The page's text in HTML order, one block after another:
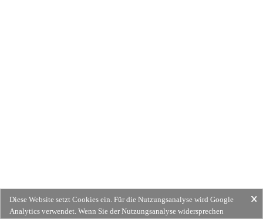
Diese Website setzt Cookies ein. Für die Nutzungsanalyse wird Google
Analytics verwendet. Wenn Sie der Nutzungsanalyse widersprechen